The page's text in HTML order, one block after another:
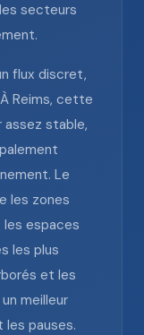
secteurs
flux discret,
Reims, cette
assez stable,
Le
les zones
espaces
les plus
et les
meilleur
pauses.